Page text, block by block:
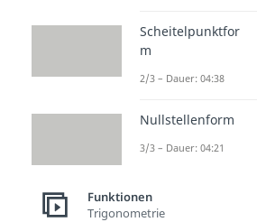
nicht so schwer:
Scheitelpunktfor
m
2/3 – Dauer: 04:38
Nullstellenform
3/3 – Dauer: 04:21
Funktionen
Trigonometrie